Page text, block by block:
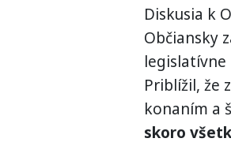
Diskusia k
Občiansky
legislatívne
Priblížil, že
konaním a
skoro